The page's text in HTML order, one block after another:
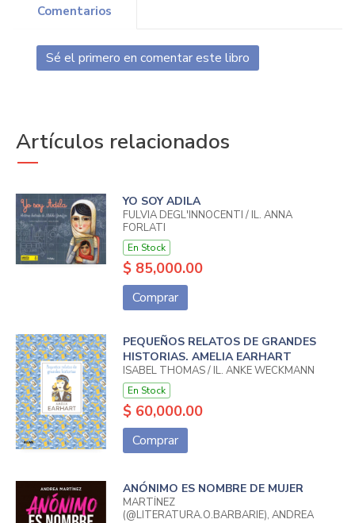
Comentarios
Sé el primero en comentar este libro
Artículos relacionados
YO SOY ADILA
FULVIA DEGL'INNOCENTI / IL. ANNA
FORLATI
En Stock
$ 85,000.00
Comprar
PEQUEÑOS RELATOS DE GRANDES
HISTORIAS. AMELIA EARHART
ISABEL THOMAS / IL. ANKE WECKMANN
En Stock
$ 60,000.00
Comprar
ANÓNIMO ES NOMBRE DE MUJER
MARTÍNEZ
(@LITERATURA.O.BARBARIE), ANDREA